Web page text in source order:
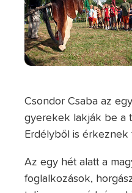
Csondor Csaba az
gyerekek lakják be a
Erdélyből is érkeznek
Az egy hét alatt a
foglalkozások,